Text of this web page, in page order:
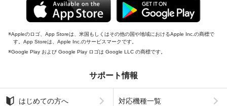
Appleのロゴ、App Storeは、米国もしくはその他の国や地域におけるApple Inc.の商標で
す。App Storeは、Apple Inc.のサービスマークです。
Google Play および Google Play ロゴは Google LLC の商標です。
サポート情報
はじめての方へ 対応機種一覧